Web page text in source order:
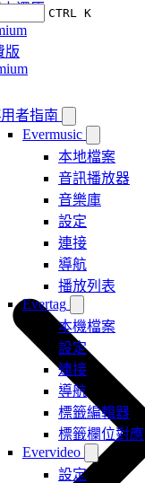
CTRL K
者指南
Evermusic
本地檔案
音訊播放器
音樂庫
設定
連接
導航
播放列表
Evertag
本機檔案
設定
連接
導航
標籤編輯器
標籤欄位對應
Evervideo
設定
還原
版